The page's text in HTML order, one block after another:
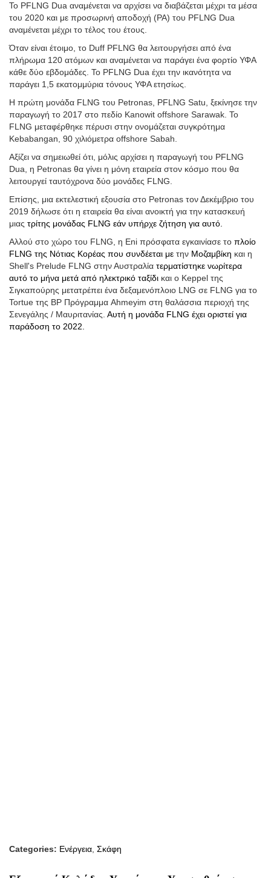
Το PFLNG Dua αναμένεται να αρχίσει να διαβάζεται μέχρι τα μέσα
του 2020 και με προσωρινή αποδοχή (PA) του PFLNG Dua
αναμένεται μέχρι το τέλος του έτους.
Όταν είναι έτοιμο, το Duff PFLNG θα λειτουργήσει από ένα
πλήρωμα 120 ατόμων και αναμένεται να παράγει ένα φορτίο ΥΦΑ
κάθε δύο εβδομάδες. Το PFLNG Dua έχει την ικανότητα να
παράγει 1,5 εκατομμύρια τόνους ΥΦΑ ετησίως.
Η πρώτη μονάδα FLNG του Petronas, PFLNG Satu, ξεκίνησε την
παραγωγή το 2017 στο πεδίο Kanowit offshore Sarawak. Το
FLNG μεταφέρθηκε πέρυσι στην ονομάζεται συγκρότημα
Kebabangan, 90 χιλιόμετρα offshore Sabah.
Αξίζει να σημειωθεί ότι, μόλις αρχίσει η παραγωγή του PFLNG
Dua, η Petronas θα γίνει η μόνη εταιρεία στον κόσμο που θα
λειτουργεί ταυτόχρονα δύο μονάδες FLNG.
Επίσης, μια εκτελεστική εξουσία στο Petronas τον Δεκέμβριο του
2019 δήλωσε ότι η εταιρεία θα είναι ανοικτή για την κατασκευή
μιας τρίτης μονάδας FLNG εάν υπήρχε ζήτηση για αυτό.
Αλλού στο χώρο του FLNG, η Eni πρόσφατα εγκαινίασε το πλοίο
FLNG της Νότιας Κορέας που συνδέεται με την Μοζαμβίκη και η
Shell's Prelude FLNG στην Αυστραλία τερματίστηκε νωρίτερα
αυτό το μήνα μετά από ηλεκτρικό ταξίδι και ο Keppel της
Σιγκαπούρης μετατρέπει ένα δεξαμενόπλοιο LNG σε FLNG για το
Tortue της BP Πρόγραμμα Ahmeyim στη θαλάσσια περιοχή της
Σενεγάλης / Μαυριτανίας. Αυτή η μονάδα FLNG έχει οριστεί για
παράδοση το 2022.
Categories: Ενέργεια, Σκάφη